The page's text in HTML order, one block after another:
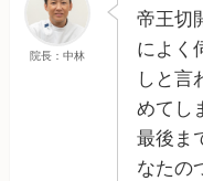
院長：中林
帝王切
によく
しと言
めてし
最後ま
なたの